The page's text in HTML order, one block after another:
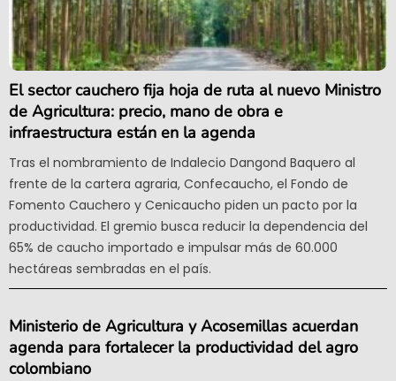
El sector cauchero fija hoja de ruta al nuevo Ministro
de Agricultura: precio, mano de obra e
infraestructura están en la agenda
Tras el nombramiento de Indalecio Dangond Baquero al
frente de la cartera agraria, Confecaucho, el Fondo de
Fomento Cauchero y Cenicaucho piden un pacto por la
productividad. El gremio busca reducir la dependencia del
65% de caucho importado e impulsar más de 60.000
hectáreas sembradas en el país.
Ministerio de Agricultura y Acosemillas acuerdan
agenda para fortalecer la productividad del agro
colombiano